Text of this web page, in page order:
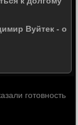
Вуйтек - о
готовность